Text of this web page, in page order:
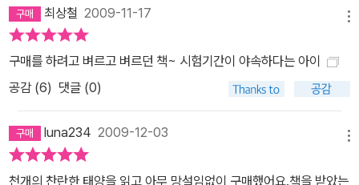
기했고 이것은 소설 속에서 무고한 하산이 탈레반에게 처형당하는 장
면을 통해 나타난다. 아미르와 하산이 이복형제라는 사실과 아미르가
하산의 아들 소랍을 양자로 받아들이는 과정은 이런 인종문제에 대한
나름대로의 대안이 아닌가 싶다. (옮긴이의 말 중에서)
최상철 2009-11-17
구매를 하려고 벼르고 벼르던 책~ 시험기간이 야속하다는 아이
공감 (6) 댓글 (0)
luna234 2009-12-03
천개의 찬란한 태양을 읽고 아무 망설임없이 구매했어요.책을 받았는